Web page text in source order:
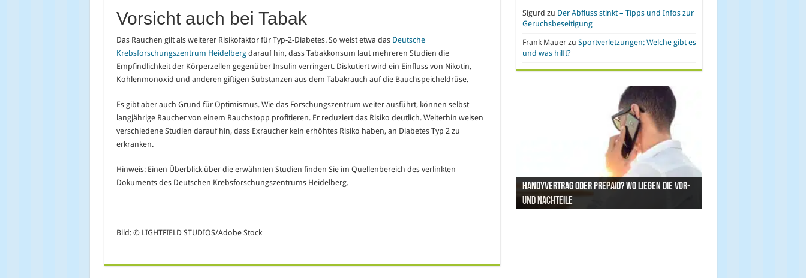
Vorsicht auch bei Tabak
Das Rauchen gilt als weiterer Risikofaktor für Typ-2-Diabetes. So weist etwa das Deutsche
Krebsforschungszentrum Heidelbergdarauf hin, dass Tabakkonsum laut mehreren Studien die
Empfindlichkeit der Körperzellen gegenüber Insulin verringert. Diskutiert wird ein Einfluss von Nikotin,
Kohlenmonoxid und anderen giftigen Substanzen aus dem Tabakrauch auf die Bauchspeicheldrüse.
Es gibt aber auch Grund für Optimismus. Wie das Forschungszentrum weiter ausführt, können selbst
langjährige Raucher von einem Rauchstopp profitieren. Er reduziert das Risiko deutlich. Weiterhin weisen
verschiedene Studien darauf hin, dass Exraucher kein erhöhtes Risiko haben, an Diabetes Typ 2 zu
erkranken.
Hinweis: Einen Überblick über die erwähnten Studien finden Sie im Quellenbereich des verlinkten
Dokuments des Deutschen Krebsforschungszentrums Heidelberg.
Bild: © LIGHTFIELD STUDIOS/Adobe Stock
Sigurd zu Der Abfluss stinkt – Tipps und Infos zur
Geruchsbeseitigung
Frank Mauerzu Sportverletzungen: Welche gibt es
und was hilft?
Handyvertrag oder Prepaid? Wo liegen die Vor-
und Nachteile
Nachgefragt: Ist Gold eine geeignete
Geldanlage?
Büroeinrichtung und IT leasen: Hier liegen die
Vorteile
Pro & Kontra – künstliche Pflanzen vs. echte
Pflanzen
Synthetische Kleidung – Vor- und Nachteile von
Polyesterstoff